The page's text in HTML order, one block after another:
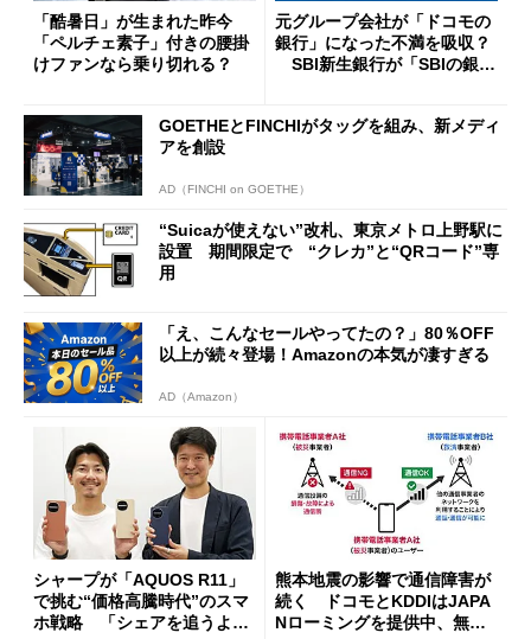
「酷暑日」が生まれた昨今
「ペルチェ素子」付きの腰掛
けファンなら乗り切れる？
元グループ会社が「ドコモの
銀行」になった不満を吸収？
SBI新生銀行が「SBIの銀
開催
GOETHEとFINCHIがタッグを組み、新メディ
アを創設
AD（FINCHI on GOETHE）
“Suicaが使えない”改札、東京メトロ上野駅に
設置 期間限定で “クレカ”と“QRコード”専
用
「え、こんなセールやってたの？」80％OFF
以上が続々登場！Amazonの本気が凄すぎる
AD（Amazon）
シャープが「AQUOS R11」
で挑む“価格高騰時代”のスマ
ホ戦略 「シェアを追うより
熊本地震の影響で通信障害が
続く ドコモとKDDIはJAPA
Nローミングを提供中、無料